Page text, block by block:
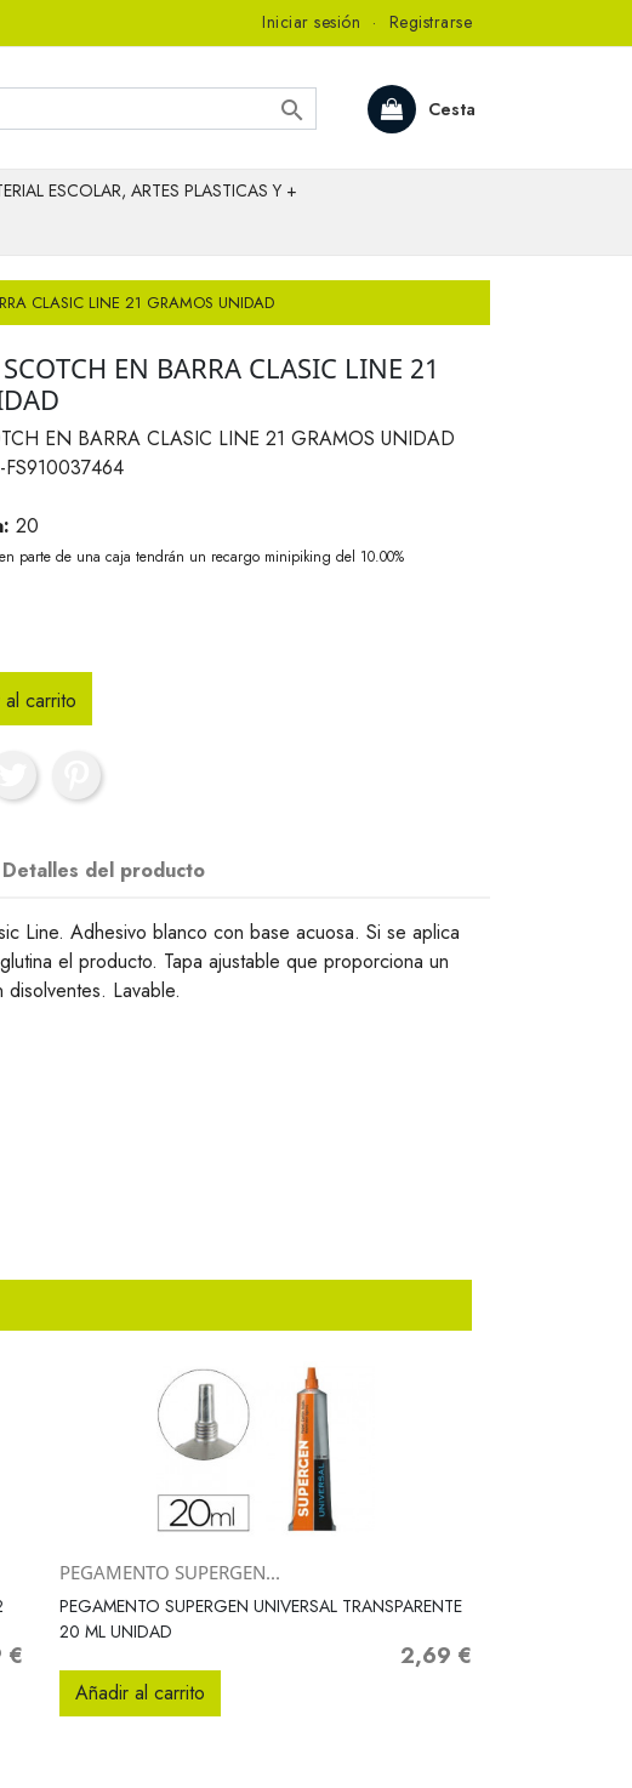
Iniciar sesión · Registrarse
Cesta

ESCOLAR, ARTES PLASTICAS Y +
CLASIC LINE 21 GRAMOS UNIDAD
EN BARRA CLASIC LINE 21
EN BARRA CLASIC LINE 21 GRAMOS UNIDAD
FS910037464
20
parte de una caja tendrán un recargo minipiking del 10.00%
carrito
Detalles del producto
Line. Adhesivo blanco con base acuosa. Si se aplica
el producto. Tapa ajustable que proporciona un
disolventes. Lavable.
€
Vista rápida
PEGAMENTO SUPERGEN...
PEGAMENTO SUPERGEN UNIVERSAL TRANSPARENTE
20 ML UNIDAD
Precio
2,69 €
Añadir al carrito